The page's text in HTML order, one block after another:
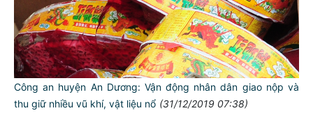
Công an huyện An Dương: Vận động nhân dân giao nộp và
thu giữ nhiều vũ khí, vật liệu nổ (31/12/2019 07:38)
Đối với chính phủ, phải
TUYỆT ĐỐI TRUNG THÀNH
Đối với nhân dân, phải
KÍNH TRỌNG LỄ PHÉP
Đối với công việc, phải
TẬN TỤY